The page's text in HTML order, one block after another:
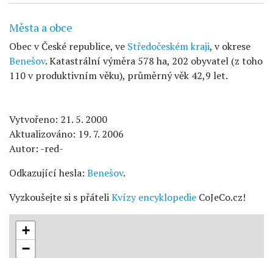
Města a obce
Obec v České republice, ve Středočeském kraji, v okrese
Benešov. Katastrální výměra 578 ha, 202 obyvatel (z toho
110 v produktivním věku), průměrný věk 42,9 let.
Vytvořeno: 21. 5. 2000
Aktualizováno: 19. 7. 2006
Autor: -red-
Odkazující hesla: Benešov.
Vyzkoušejte si s přáteliKvízy encyklopedie CoJeCo.cz!
+
−